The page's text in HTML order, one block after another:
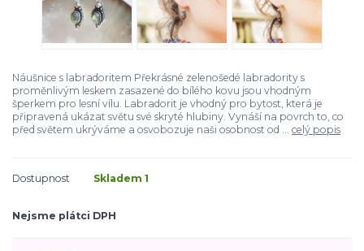
Náušnice s labradoritem Překrásné zelenošedé labradority s
proměnlivým leskem zasazené do bílého kovu jsou vhodným
šperkem pro lesní vílu. Labradorit je vhodný pro bytost, která je
připravená ukázat světu své skryté hlubiny. Vynáší na povrch to, co
před světem ukrýváme a osvobozuje naši osobnost od ... celý popis
Dostupnost Skladem 1
Nejsme plátci DPH